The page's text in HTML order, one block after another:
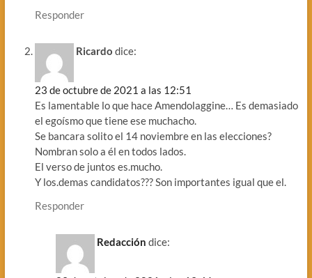
Responder
Ricardo dice:
23 de octubre de 2021 a las 12:51
Es lamentable lo que hace Amendolaggine… Es demasiado
el egoísmo que tiene ese muchacho.
Se bancara solito el 14 noviembre en las elecciones?
Nombran solo a él en todos lados.
El verso de juntos es.mucho.
Y los.demas candidatos??? Son importantes igual que el.
Responder
Redacción dice: